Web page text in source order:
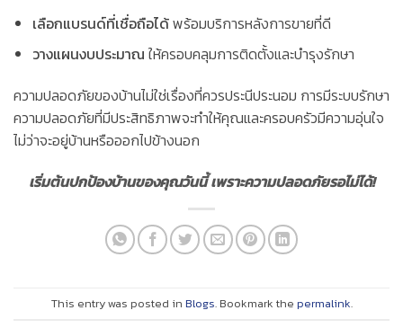
เลือกแบรนด์ที่เชื่อถือได้พร้อมบริการหลังการขายที่ดี
วางแผนงบประมาณ ให้ครอบคลุมการติดตั้งและบำรุงรักษา
ความปลอดภัยของบ้านไม่ใช่เรื่องที่ควรประนีประนอม การมีระบบรักษา
ความปลอดภัยที่มีประสิทธิภาพจะทำให้คุณและครอบครัวมีความอุ่นใจ
ไม่ว่าจะอยู่บ้านหรือออกไปข้างนอก
เริ่มต้นปกป้องบ้านของคุณวันนี้ เพราะความปลอดภัยรอไม่ได้!
This entry was posted in Blogs. Bookmark the permalink.